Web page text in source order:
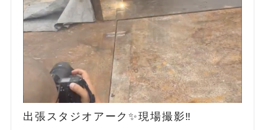
出張スタジオアーク✨現場撮影‼️